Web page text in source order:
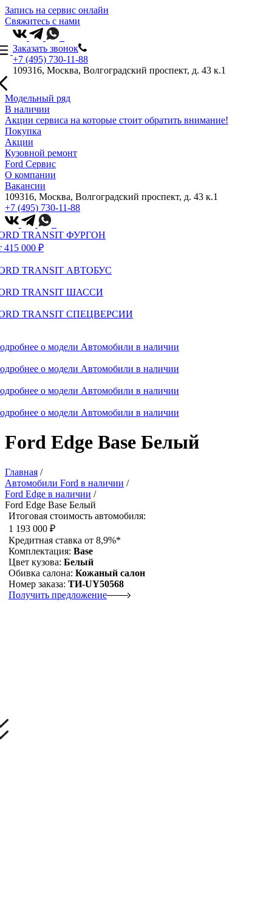
Запись на сервис онлайн
Свяжитесь с нами
Заказать звонок
+7 (495) 730-11-88
109316, Москва, Волгоградский проспект, д. 43 к.1
Модельный ряд
В наличии
Акции сервиса на которые стоит обратить внимание!
Покупка
Акции
Кузовной ремонт
Ford Сервис
О компании
Вакансии
109316, Москва, Волгоградский проспект, д. 43 к.1
+7 (495) 730-11-88
TRANSIT ФУРГОН
415 000 ₽
TRANSIT АВТОБУС
TRANSIT ШАССИ
TRANSIT СПЕЦВЕРСИИ
о модели Автомобили в наличии
о модели Автомобили в наличии
о модели Автомобили в наличии
о модели Автомобили в наличии
Ford Edge Base Белый
Главная /
Автомобили Ford в наличии /
Ford Edge в наличии /
Ford Edge Base Белый
Итоговая стоимость автомобиля:
1 193 000 ₽
Кредитная ставка от 8,9%*
Комплектация: Base
Цвет кузова: Белый
Обивка салона: Кожаный салон
Номер заказа: ТИ-UY50568
Получить предложение